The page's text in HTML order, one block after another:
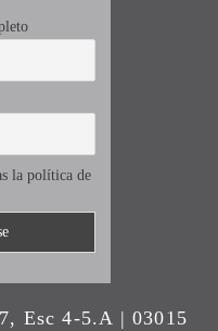
la política de
Esc 4-5.A | 03015